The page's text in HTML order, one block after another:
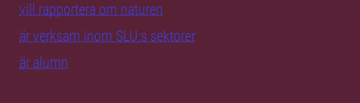
vill rapportera om naturen
är verksam inom SLU:s sektorer
är alumn